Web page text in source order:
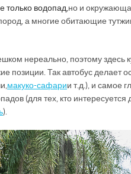
только водопад, но и
а многие обитающие тут
нереально, поэтому здесь
Так автобус делает
макуко-сафарии т.д.), и самое
(для тех, кто
).